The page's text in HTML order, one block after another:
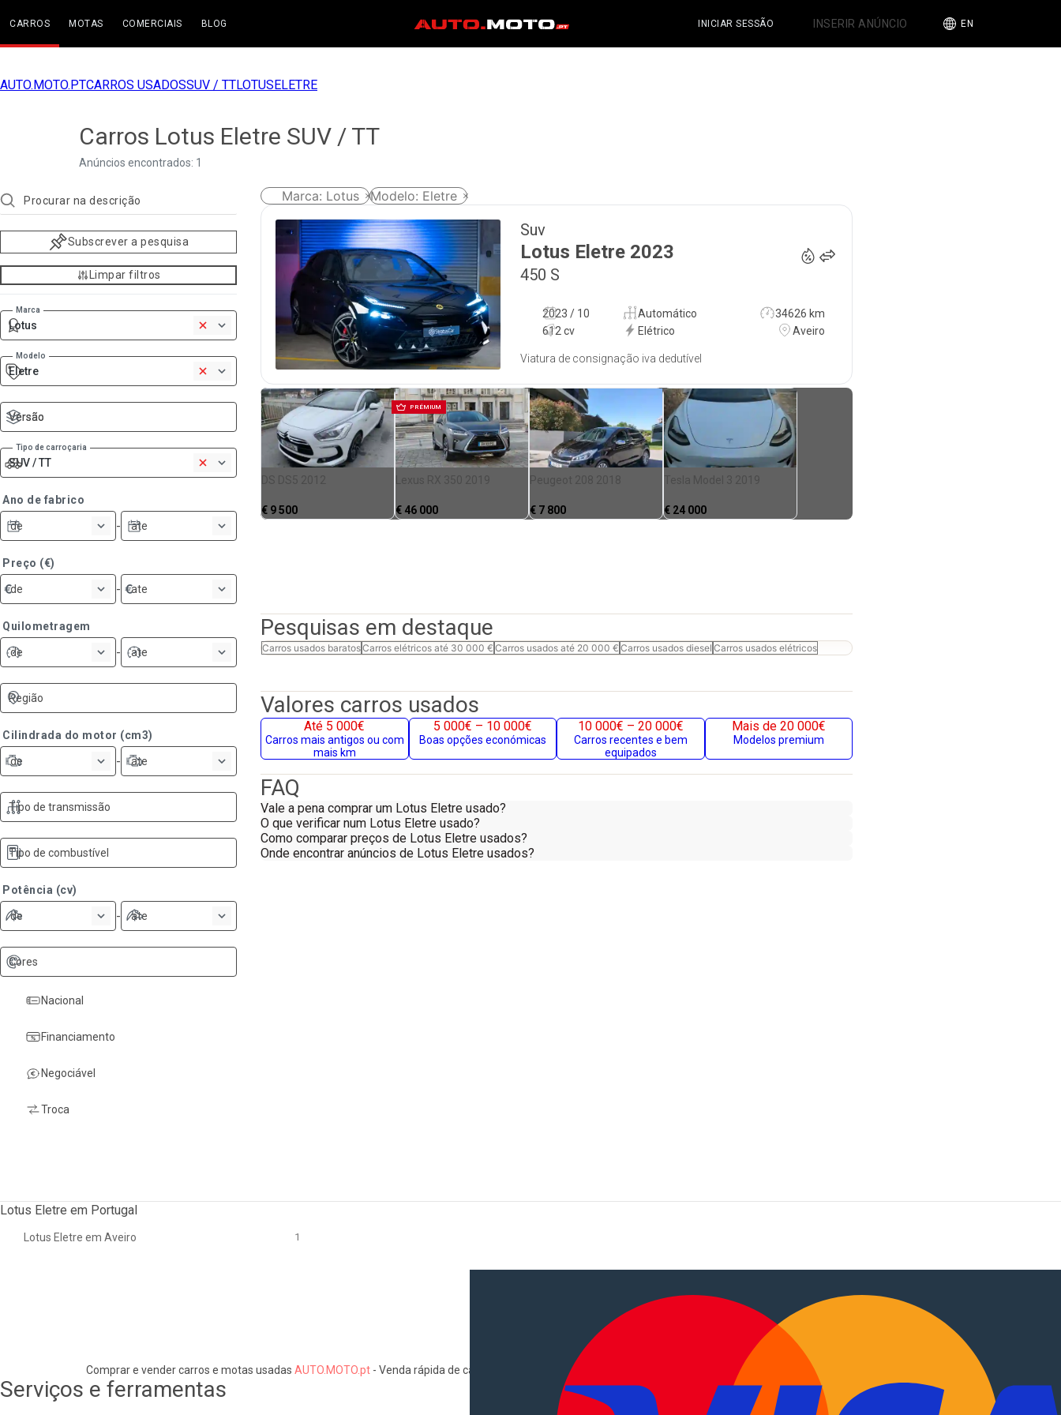
CARROS MOTAS COMERCIAIS BLOG INICIAR SESSÃO INSERIR ANÚNCIO EN
AUTO.MOTO.PTCARROS USADOSSUV / TTLOTUSELETRE
Carros Lotus Eletre SUV / TT
Anúncios encontrados: 1
Subscrever a pesquisa
Limpar filtros
Marca
Lotus
Modelo
Eletre
Versão
Versão
Tipo de carroçaria
SUV / TT
Ano de fabrico
de - ate
Preço (€)
de - ate
Quilometragem
de - ate
Região
Cilindrada do motor (cm3)
de - ate
Tipo de transmissão
Tipo de combustível
Potência (cv)
de - ate
Cores
Nacional
Financiamento
Negociável
Troca
Marca: Lotus Modelo: Eletre
Suv
Lotus Eletre 2023
450 S
2023 / 10 Automático
34626 km
612 cv
Elétrico Aveiro
Viatura de consignação iva dedutível
DS DS5 2012
€ 9 500
PRÉMIUM
Lexus RX 350 2019
€ 46 000
Peugeot 208 2018
€ 7 800
Tesla Model 3 2019
€ 24 000
Pesquisas em destaque
Carros usados baratosCarros elétricos até 30 000 € Carros usados até 20 000 € Carros usados diesel Carros usados elétricos
Valores carros usados
Até 5 000€
Carros mais antigos ou com
mais km
5 000€ – 10 000€
Boas opções económicas
10 000€ – 20 000€
Carros recentes e bem
equipados
Mais de 20 000€
Modelos premium
FAQ
Vale a pena comprar um Lotus Eletre usado?
O que verificar num Lotus Eletre usado?
Como comparar preços de Lotus Eletre usados?
Onde encontrar anúncios de Lotus Eletre usados?
Lotus Eletre em Portugal
Lotus Eletre em Aveiro 1
Comprar e vender carros e motas usadas AUTO.MOTO.pt- Venda rápida de carros, motas, comerciais, pesados, camiões, autocaravanas
Serviços e ferramentas Informações